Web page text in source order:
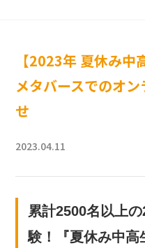
【2023年 夏休み
メタバースでのオ
せ
2023.04.11
累計2500名以上
験！『夏休み中